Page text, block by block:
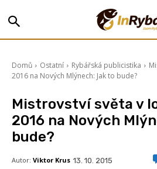
Domů Ostatní Rybářská publicistika
2016 na Nových Mlýnech: Jak to bude?
Mistrovství světa v
2016 na Nových
bude?
Autor: Viktor Krus 13. 10. 2015